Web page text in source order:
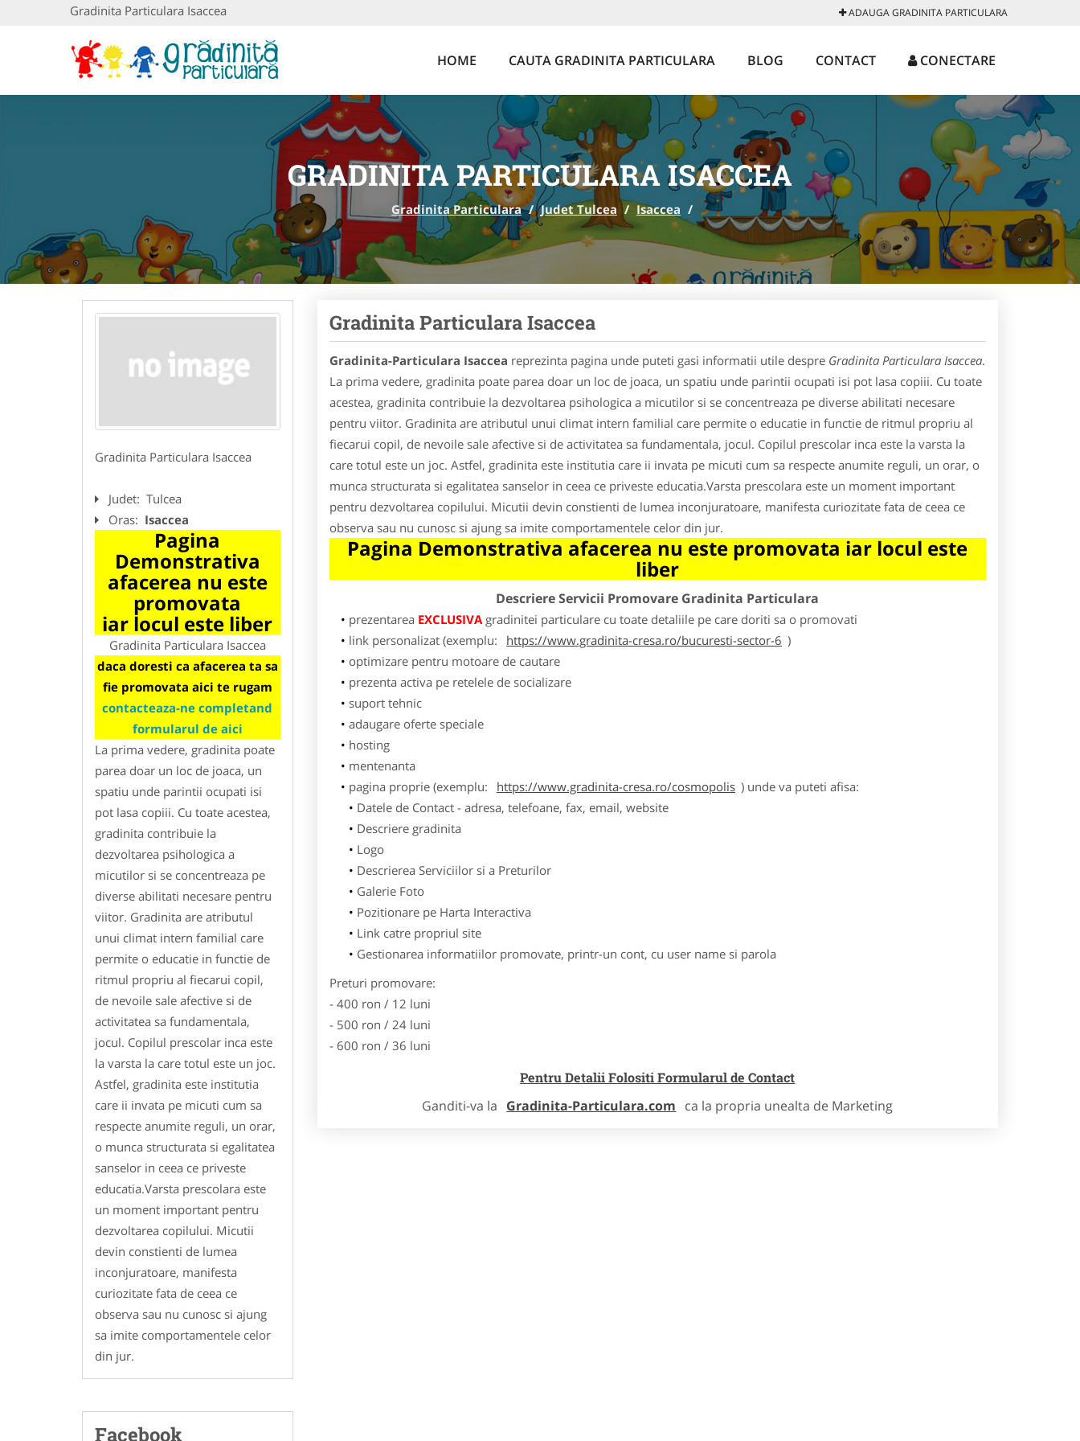
Gradinita Particulara Isaccea ADAUGA GRADINITA PARTICULARA
HOME CAUTA GRADINITA PARTICULARA BLOG CONTACT CONECTARE
GRADINITA PARTICULARA ISACCEA
Gradinita Particulara / Judet Tulcea / Isaccea /
Gradinita Particulara Isaccea
Judet: Tulcea
Oras: Isaccea
Pagina
Demonstrativa
afacerea nu este
promovata
iar locul este liber
Gradinita Particulara Isaccea
daca doresti ca afacerea ta sa
fie promovata aici te rugam
contacteaza-ne completand
formularul de aici
La prima vedere, gradinita poate
parea doar un loc de joaca, un
spatiu unde parintii ocupati isi
pot lasa copiii. Cu toate acestea,
gradinita contribuie la
dezvoltarea psihologica a
micutilor si se concentreaza pe
diverse abilitati necesare pentru
viitor. Gradinita are atributul
unui climat intern familial care
permite o educatie in functie de
ritmul propriu al fiecarui copil,
de nevoile sale afective si de
activitatea sa fundamentala,
jocul. Copilul prescolar inca este
la varsta la care totul este un joc.
Astfel, gradinita este institutia
care ii invata pe micuti cum sa
respecte anumite reguli, un orar,
o munca structurata si egalitatea
sanselor in ceea ce priveste
educatia.Varsta prescolara este
un moment important pentru
dezvoltarea copilului. Micutii
devin constienti de lumea
inconjuratoare, manifesta
curiozitate fata de ceea ce
observa sau nu cunosc si ajung
sa imite comportamentele celor
din jur.
Facebook
Gradinita Particulara Isaccea
Gradinita-Particulara Isaccea reprezinta pagina unde puteti gasi informatii utile despre Gradinita Particulara Isaccea.
La prima vedere, gradinita poate parea doar un loc de joaca, un spatiu unde parintii ocupati isi pot lasa copiii. Cu toate
acestea, gradinita contribuie la dezvoltarea psihologica a micutilor si se concentreaza pe diverse abilitati necesare
pentru viitor. Gradinita are atributul unui climat intern familial care permite o educatie in functie de ritmul propriu al
fiecarui copil, de nevoile sale afective si de activitatea sa fundamentala, jocul. Copilul prescolar inca este la varsta la
care totul este un joc. Astfel, gradinita este institutia care ii invata pe micuti cum sa respecte anumite reguli, un orar, o
munca structurata si egalitatea sanselor in ceea ce priveste educatia.Varsta prescolara este un moment important
pentru dezvoltarea copilului. Micutii devin constienti de lumea inconjuratoare, manifesta curiozitate fata de ceea ce
observa sau nu cunosc si ajung sa imite comportamentele celor din jur.
Pagina Demonstrativa afacerea nu este promovata iar locul este
liber
Descriere Servicii Promovare Gradinita Particulara
prezentarea EXCLUSIVAgradinitei particulare cu toate detaliile pe care doriti sa o promovati
link personalizat (exemplu:
https://www.gradinita-cresa.ro/bucuresti-sector-6 )
optimizare pentru motoare de cautare
prezenta activa pe retelele de socializare
suport tehnic
adaugare oferte speciale
hosting
mentenanta
pagina proprie (exemplu:
https://www.gradinita-cresa.ro/cosmopolis ) unde va puteti afisa:
Datele de Contact - adresa, telefoane, fax, email, website
Descriere gradinita
Logo
Descrierea Serviciilor si a Preturilor
Galerie Foto
Pozitionare pe Harta Interactiva
Link catre propriul site
Gestionarea informatiilor promovate, printr-un cont, cu user name si parola
Preturi promovare:
- 400 ron / 12 luni
- 500 ron / 24 luni
- 600 ron / 36 luni
Pentru Detalii Folositi Formularul de Contact
Ganditi-va la Gradinita-Particulara.com ca la propria unealta de Marketing